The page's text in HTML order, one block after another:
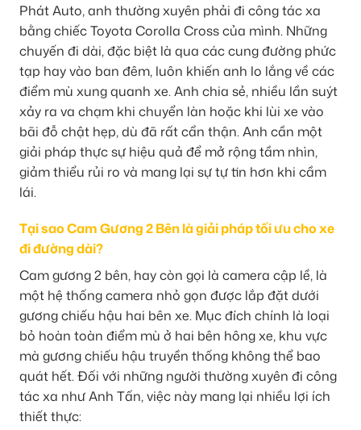
Phát Auto, anh thường xuyên phải đi công tác xa
bằng chiếc Toyota Corolla Cross của mình. Những
chuyến đi dài, đặc biệt là qua các cung đường phức
tạp hay vào ban đêm, luôn khiến anh lo lắng về các
điểm mù xung quanh xe. Anh chia sẻ, nhiều lần suýt
xảy ra va chạm khi chuyển làn hoặc khi lùi xe vào
bãi đỗ chật hẹp, dù đã rất cẩn thận. Anh cần một
giải pháp thực sự hiệu quả để mở rộng tầm nhìn,
giảm thiểu rủi ro và mang lại sự tự tin hơn khi cầm
lái.
Tại sao Cam Gương 2 Bên là giải pháp tối ưu cho xe
đi đường dài?
Cam gương 2 bên, hay còn gọi là camera cập lề, là
một hệ thống camera nhỏ gọn được lắp đặt dưới
gương chiếu hậu hai bên xe. Mục đích chính là loại
bỏ hoàn toàn điểm mù ở hai bên hông xe, khu vực
mà gương chiếu hậu truyền thống không thể bao
quát hết. Đối với những người thường xuyên đi công
tác xa như Anh Tấn, việc này mang lại nhiều lợi ích
thiết thực: